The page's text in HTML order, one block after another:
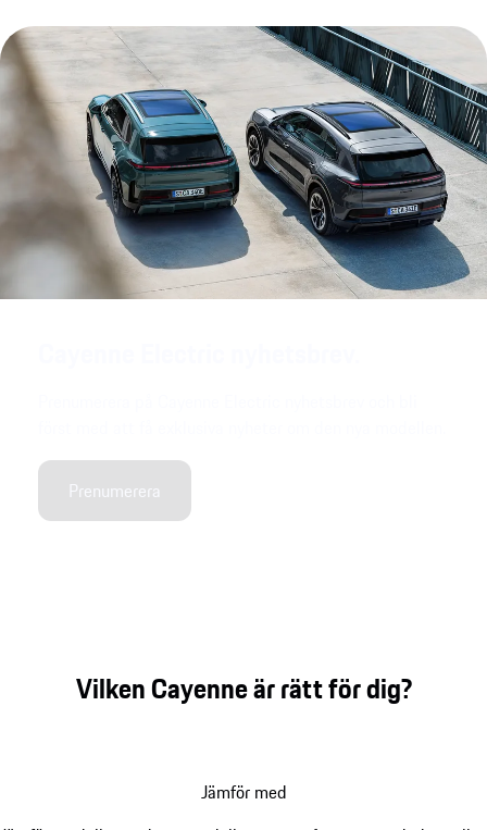
Prenumerera
Vilken Cayenne är rätt för dig?
Jämför med